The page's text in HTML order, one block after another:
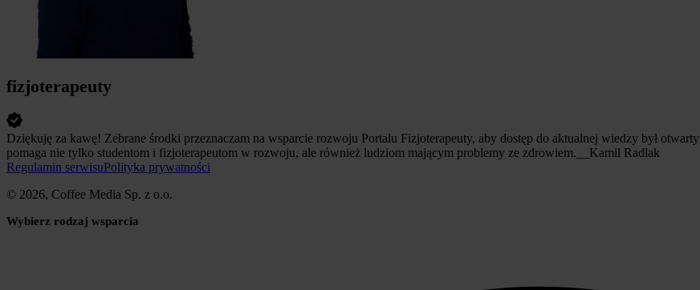
fizjoterapeuty
Dziękuję za kawę! Zebrane środki przeznaczam na wsparcie rozwoju Portalu Fizjoterapeuty, aby dostęp do aktualnej wiedzy był
pomaga nie tylko studentom i fizjoterapeutom w rozwoju, ale również ludziom mającym problemy ze zdrowiem.__Kamil Radlak
Regulamin serwisuPolityka prywatności
© 2026, Coffee Media Sp. z o.o.
Wybierz rodzaj wsparcia